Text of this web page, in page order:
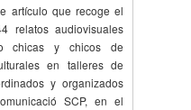
artículo que recoge el
relatos audiovisuales
chicas y chicos de
en talleres de
y organizados
SCP, en el